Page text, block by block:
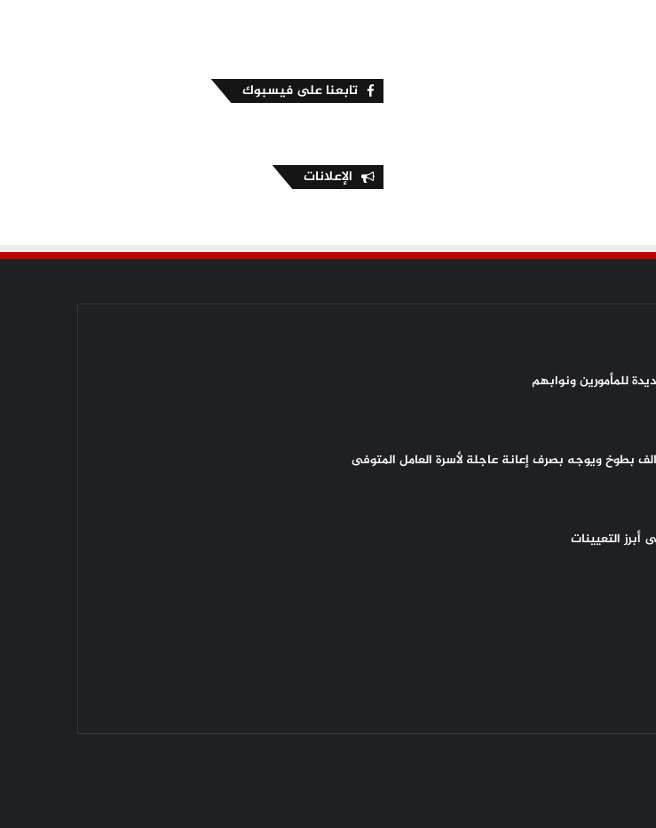
تابعنا على فيسبوك
الإعلانات
للمأمورين ونوابهم
بطوخ ويوجه بصرف إعانة عاجلة لأسرة العامل المتوفى
التعيينات